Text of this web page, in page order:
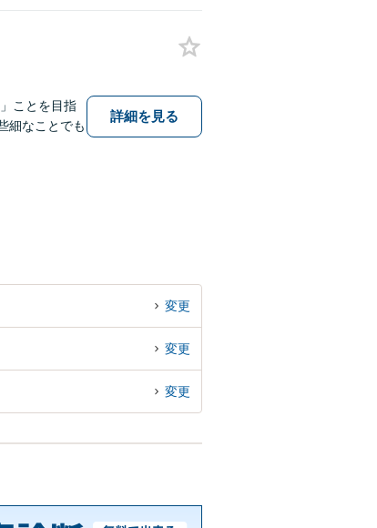
ことを目指
細なことでも
詳細を見る
変更
変更
変更